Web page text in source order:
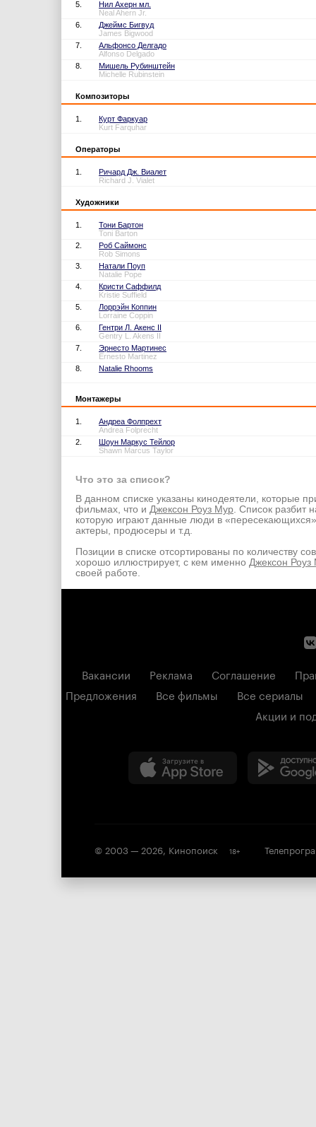
5.
Нил Ахерн мл.
Neal Ahern Jr.
6.
Джеймс Бигвуд
James Bigwood
7.
Альфонсо Делгадо
Alfonso Delgado
8.
Мишель Рубинштейн
Michelle Rubinstein
Композиторы
1.
Курт Фаркуар
Kurt Farquhar
Операторы
1.
Ричард Дж. Виалет
Richard J. Vialet
Художники
1.
Тони Бартон
Toni Barton
2.
Роб Саймонс
Rob Simons
3.
Натали Поуп
Natalie Pope
4.
Кристи Саффилд
Kristie Suffield
5.
Лоррэйн Коппин
Lorraine Coppin
6.
Гентри Л. Акенс II
Gentry L. Akens II
7.
Эрнесто Мартинес
Ernesto Martinez
8.
Natalie Rhooms
Монтажеры
1.
Андреа Фолпрехт
Andrea Folprecht
2.
Шоун Маркус Тейлор
Shawn Marcus Taylor
Что это за список?
В данном списке указаны кинодеятели, которые
фильмах, что и Джексон Роуз Мур. Список разбит
которую играют данные люди в
актеры, продюсеры и т.д.
Позиции в списке отсортированы по количеству
хорошо иллюстрирует, с кем именно Джексон Роуз
своей работе.
Вакансии Реклама Соглашение
Предложения
Все фильмы
Все сериалы
Акции и
© 2003 — 2026, Кинопоиск 18+